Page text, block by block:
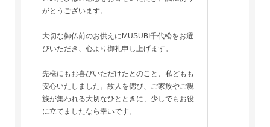
がとうございます。
大切な御仏前のお供えにMUSUBI千代松をお選
びいただき、心より御礼申し上げます。
先様にもお喜びいただけたとのこと、私どもも
安心いたしました。故人を偲び、ご家族やご親
族が集われる大切なひとときに、少しでもお役
に立てましたなら幸いです。